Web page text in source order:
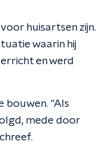
huisartsen zijn.
waarin hij
en werd
bouwen. "Als
mede door